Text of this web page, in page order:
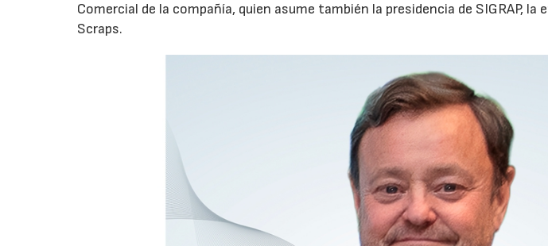
Comercial de la compañía, quien asume también la presidencia de SIGRAP,
Scraps.